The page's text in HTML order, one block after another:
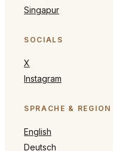
Singapur
SOCIALS
X
Instagram
SPRACHE & REGION
English
Deutsch